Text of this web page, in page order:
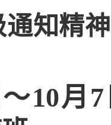
知精
10月 7